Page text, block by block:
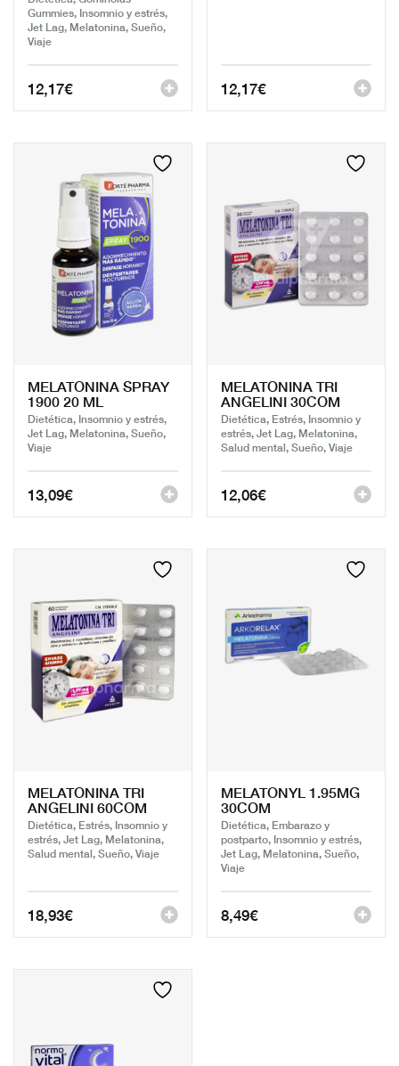
Gummies, Insomnio y estrés,
Jet Lag, Melatonina, Sueño,
Viaje
12,17€ 12,17€
MELATONINA SPRAY
1900 20 ML
Dietética, Insomnio y estrés,
Jet Lag, Melatonina, Sueño,
Viaje
13,09€
MELATONINA TRI
ANGELINI 30COM
Dietética, Estrés, Insomnio y
estrés, Jet Lag, Melatonina,
Salud mental, Sueño, Viaje
12,06€
MELATONINA TRI
ANGELINI 60COM
Dietética, Estrés, Insomnio y
estrés, Jet Lag, Melatonina,
Salud mental, Sueño, Viaje
18,93€
MELATONYL 1.95MG
30COM
Dietética, Embarazo y
postparto, Insomnio y estrés,
Jet Lag, Melatonina, Sueño,
Viaje
8,49€